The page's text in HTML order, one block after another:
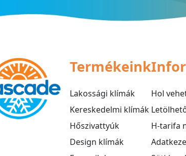
Termékeink
Lakossági klímák
Kereskedelmi klímák
Hőszivattyúk
Design klímák
Hol
H-tarifa